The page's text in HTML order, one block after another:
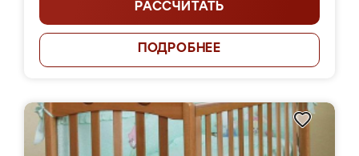
РАССЧИТАТЬ
ПОДРОБНЕЕ